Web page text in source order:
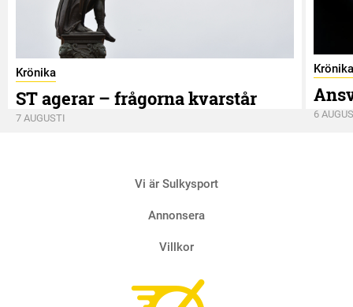
Krönika
ST agerar – frågorna kvarstår
7 AUGUSTI
Krönika
6
Vi är Sulkysport
Annonsera
Villkor